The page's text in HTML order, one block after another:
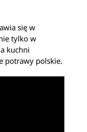
się w
tylko w
kuchni
potrawy polskie.